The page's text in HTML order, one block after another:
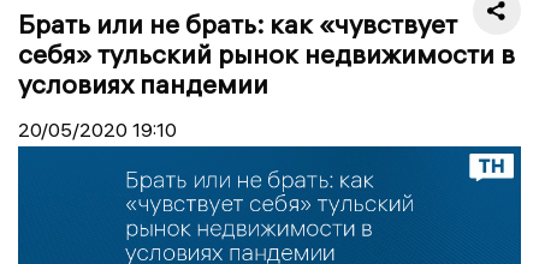
Брать или не брать: как «чувствует
себя» тульский рынок недвижимости в
условиях пандемии
20/05/2020 19:10